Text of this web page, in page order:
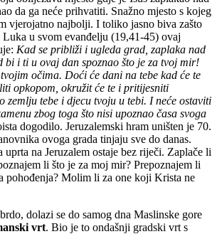
da ga neće prihvatiti. Snažno mjesto s kojeg
vjerojatno najbolji. I toliko jasno biva zašto
u svom evanđelju (19,41-45) ovaj
Kad se približi i ugleda grad, zaplaka nad
bi i ti u ovaj dan spoznao što je za tvoj mir!
očima. Doći će dani na tebe kad će te
opkopom, okružit će te i pritijesniti
zemlju tebe i djecu tvoju u tebi. I neće ostaviti
zbog toga što nisi upoznao časa svoga
dogodilo. Jeruzalemski hram uništen je 70.
ovoga grada tinjaju sve do danas.
na Jeruzalem ostaje bez riječi. Zaplače li
li što je za moj mir? Prepoznajem li
pohođenja? Molim li za one koji Krista ne
dolazi se do samog dna Maslinske gore
vrt. Bio je to ondašnji gradski vrt s